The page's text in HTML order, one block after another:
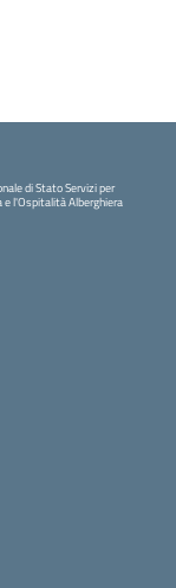
di Stato Servizi per
e l'Ospitalità Alberghiera